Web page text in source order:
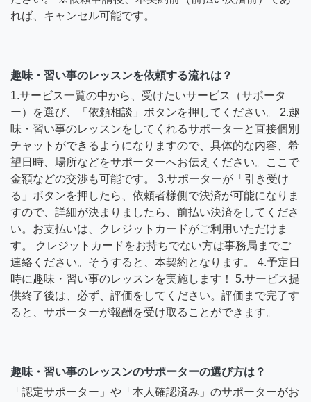
れば、キャンセル可能です。
趣味・習い事のレッスンを依頼する流れは？
1.サービス一覧の中から、受けたいサービス（サポータ
ー）を選び、「依頼相談」ボタンを押してください。 2.趣
味・習い事のレッスンをしてくれるサポーターと直接個別
チャットができるようになりますので、具体的な内容、希
望日時、場所などをサポーターへお伝えください。ここで
金額などの交渉も可能です。 3.サポーターが「引き受け
る」ボタンを押したら、依頼者様側で決済が可能になりま
すので、詳細が決まりましたら、前払い決済をしてくださ
い。お支払いは、クレジットカードがご利用いただけま
す。 クレジットカードをお持ちでない方は事務局までご
連絡ください。そうすると、本契約となります。 4.予定日
時に趣味・習い事のレッスンを実施します！ 5.サービス提
供終了後は、必ず、評価をしてください。評価まで完了す
ると、サポーターが報酬を受け取ることができます。
趣味・習い事のレッスンのサポーターの選び方は？
「認定サポーター」や「本人確認済み」のサポーターがお